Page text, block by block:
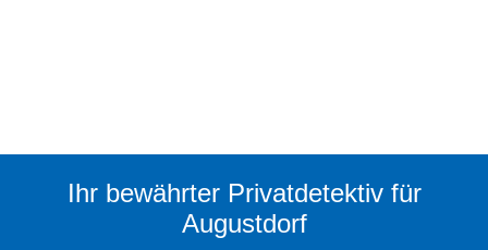
Ihr bewährter Privatdetektiv für
Augustdorf